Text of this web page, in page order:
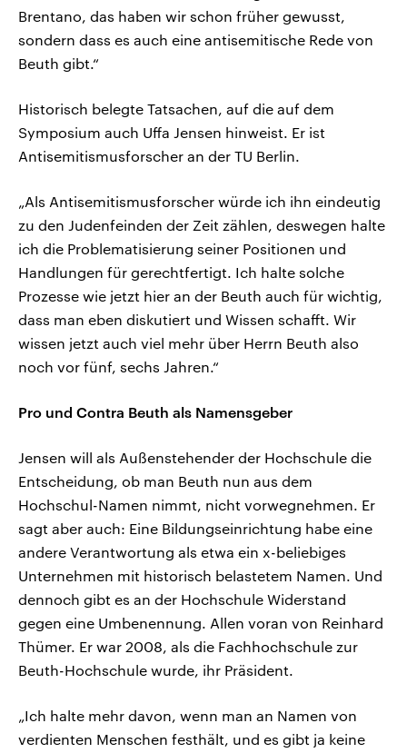
Brentano, das haben wir schon früher gewusst,
sondern dass es auch eine antisemitische Rede von
Beuth gibt.“
Historisch belegte Tatsachen, auf die auf dem
Symposium auch Uffa Jensen hinweist. Er ist
Antisemitismusforscher an der TU Berlin.
„Als Antisemitismusforscher würde ich ihn eindeutig
zu den Judenfeinden der Zeit zählen, deswegen halte
ich die Problematisierung seiner Positionen und
Handlungen für gerechtfertigt. Ich halte solche
Prozesse wie jetzt hier an der Beuth auch für wichtig,
dass man eben diskutiert und Wissen schafft. Wir
wissen jetzt auch viel mehr über Herrn Beuth also
noch vor fünf, sechs Jahren.“
Pro und Contra Beuth als Namensgeber
Jensen will als Außenstehender der Hochschule die
Entscheidung, ob man Beuth nun aus dem
Hochschul-Namen nimmt, nicht vorwegnehmen. Er
sagt aber auch: Eine Bildungseinrichtung habe eine
andere Verantwortung als etwa ein x-beliebiges
Unternehmen mit historisch belastetem Namen. Und
dennoch gibt es an der Hochschule Widerstand
gegen eine Umbenennung. Allen voran von Reinhard
Thümer. Er war 2008, als die Fachhochschule zur
Beuth-Hochschule wurde, ihr Präsident.
„Ich halte mehr davon, wenn man an Namen von
verdienten Menschen festhält, und es gibt ja keine